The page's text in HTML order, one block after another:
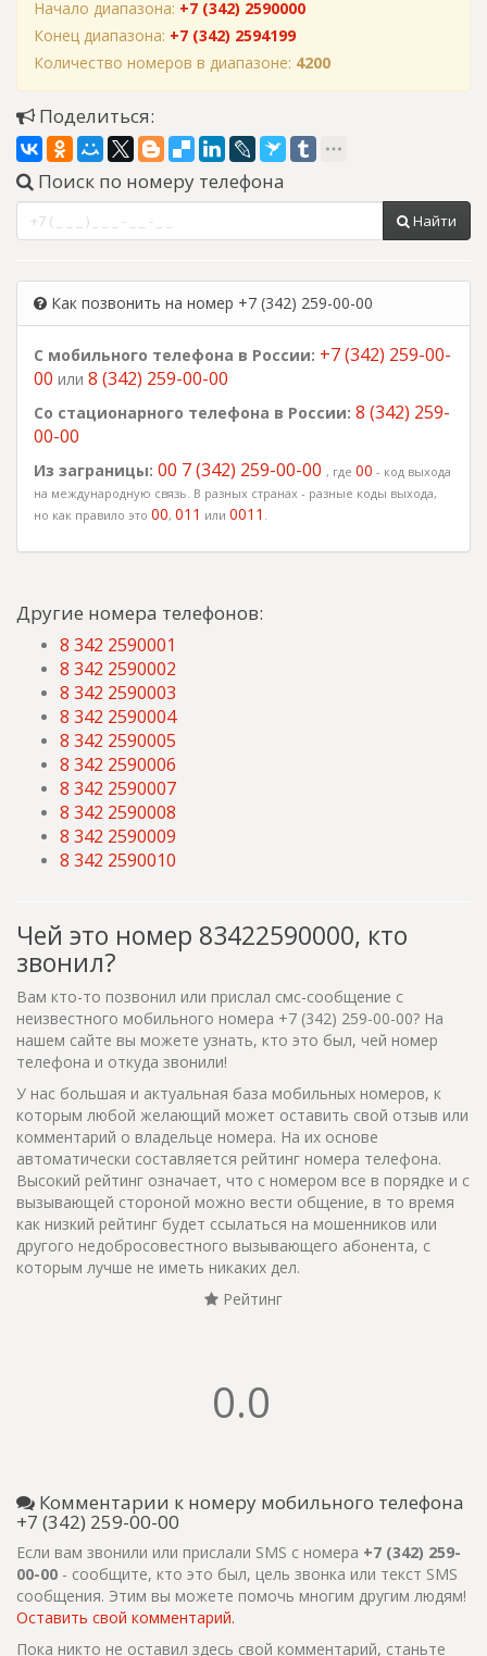
Начало диапазона: +7 (342) 2590000
Конец диапазона: +7 (342) 2594199
Количество номеров в диапазоне: 4200
Поделиться:
Поиск по номеру телефона
Найти
Как позвонить на номер +7 (342) 259-00-00
С мобильного телефона в России: +7 (342) 259-00-
00 или 8 (342) 259-00-00
Со стационарного телефона в России: 8 (342) 259-
00-00
Из заграницы: 00 7 (342) 259-00-00 , где 00 - код выхода
на международную связь. В разных странах - разные коды выхода,
но как правило это 00, 011 или 0011 .
Другие номера телефонов:
8 342 2590001
8 342 2590002
8 342 2590003
8 342 2590004
8 342 2590005
8 342 2590006
8 342 2590007
8 342 2590008
8 342 2590009
8 342 2590010
Чей это номер 83422590000, кто
звонил?
Вам кто-то позвонил или прислал смс-сообщение с
неизвестного мобильного номера +7 (342) 259-00-00? На
нашем сайте вы можете узнать, кто это был, чей номер
телефона и откуда звонили!
У нас большая и актуальная база мобильных номеров, к
которым любой желающий может оставить свой отзыв или
комментарий о владельце номера. На их основе
автоматически составляется рейтинг номера телефона.
Высокий рейтинг означает, что с номером все в порядке и с
вызывающей стороной можно вести общение, в то время
как низкий рейтинг будет ссылаться на мошенников или
другого недобросовестного вызывающего абонента, с
которым лучше не иметь никаких дел.
Рейтинг
0.0
Комментарии к номеру мобильного телефона
+7 (342) 259-00-00
Если вам звонили или прислали SMS с номера +7 (342) 259-
00-00 - сообщите, кто это был, цель звонка или текст SMS
сообщения. Этим вы можете помочь многим другим людям!
Оставить свой комментарий.
Пока никто не оставил здесь свой комментарий, станьте